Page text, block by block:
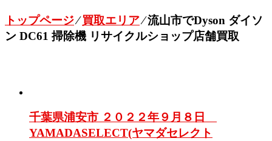
トップページ⁄買取エリア⁄流山市でDyson ダイソ
ン DC61 掃除機 リサイクルショップ店舗買取
千葉県浦安市 ２０２２年９月８日
YAMADASELECT(ヤマダセレクト